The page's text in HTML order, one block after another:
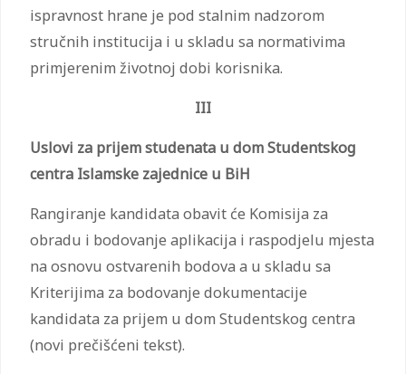
ispravnost hrane je pod stalnim nadzorom
stručnih institucija i u skladu sa normativima
primjerenim životnoj dobi korisnika.
III
Uslovi za prijem studenata u dom Studentskog
centra Islamske zajednice u BiH
Rangiranje kandidata obavit će Komisija za
obradu i bodovanje aplikacija i raspodjelu mjesta
na osnovu ostvarenih bodova a u skladu sa
Kriterijima za bodovanje dokumentacije
kandidata za prijem u dom Studentskog centra
(novi prečišćeni tekst).